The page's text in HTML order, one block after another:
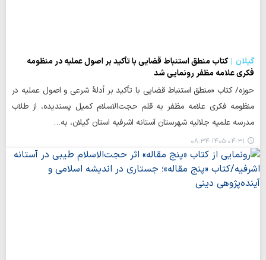
گیلان
کتاب منطق استنباط قضایی با تأکید بر اصول عملیه در منظومه
فکری علامه مظفر رونمایی شد
حوزه/ کتاب «منطق استنباط قضایی با تأکید بر أدلهٔ شرعی و اصول عملیه در
منظومه فکری علامه مظفر به قلم حجت‌الاسلام کمیل پسندیده، از طلاب
مدرسه علمیه جلالیه شهرستان آستانه اشرفیه استان گیلان، به…
۱۴۰۵-۰۴-۳۱ ۰۸:۳۴